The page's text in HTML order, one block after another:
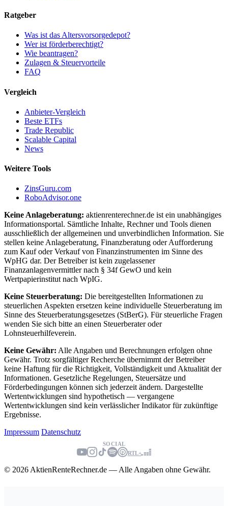
Ratgeber
Was ist das Altersvorsorgedepot?
Wer ist förderberechtigt?
Wie beantragen?
Zulagen & Steuervorteile
FAQ
Vergleich
Anbieter-Vergleich
Beste ETFs
Trade Republic
Scalable Capital
News
Weitere Tools
ZinsGuru.com
RoboAdvisor.one
Keine Anlageberatung: aktienrenterechner.de ist ein unabhängiges
Informationsportal. Sämtliche Inhalte, Rechner und Tools dienen
ausschließlich der allgemeinen und unverbindlichen Information. Sie
stellen keine Anlageberatung, Finanzberatung oder Aufforderung
zum Kauf oder Verkauf von Finanzinstrumenten im Sinne des
WpHG dar. Der Betreiber ist kein zugelassener
Finanzanlagenvermittler nach § 34f GewO und kein
Wertpapierinstitut nach WpIG.
Keine Steuerberatung: Die bereitgestellten Informationen zu
steuerlichen Aspekten ersetzen keine individuelle Steuerberatung im
Sinne des Steuerberatungsgesetzes (StBerG). Für steuerliche Fragen
wenden Sie sich bitte an einen Steuerberater oder
Lohnsteuerhilfeverein.
Keine Gewähr: Alle Angaben und Berechnungen erfolgen ohne
Gewähr. Trotz sorgfältiger Recherche übernimmt der Betreiber
keine Haftung für die Richtigkeit, Vollständigkeit und Aktualität der
Informationen. Gesetzliche Regelungen, Steuersätze und
Förderbedingungen können sich jederzeit ändern. Dargestellte
Wertentwicklungen sind hypothetisch — vergangene
Wertentwicklungen sind kein verlässlicher Indikator für zukünftige
Ergebnisse.
Impressum Datenschutz
SOCIAL
RTL+
© 2026 AktienRenteRechner.de — Alle Angaben ohne Gewähr.